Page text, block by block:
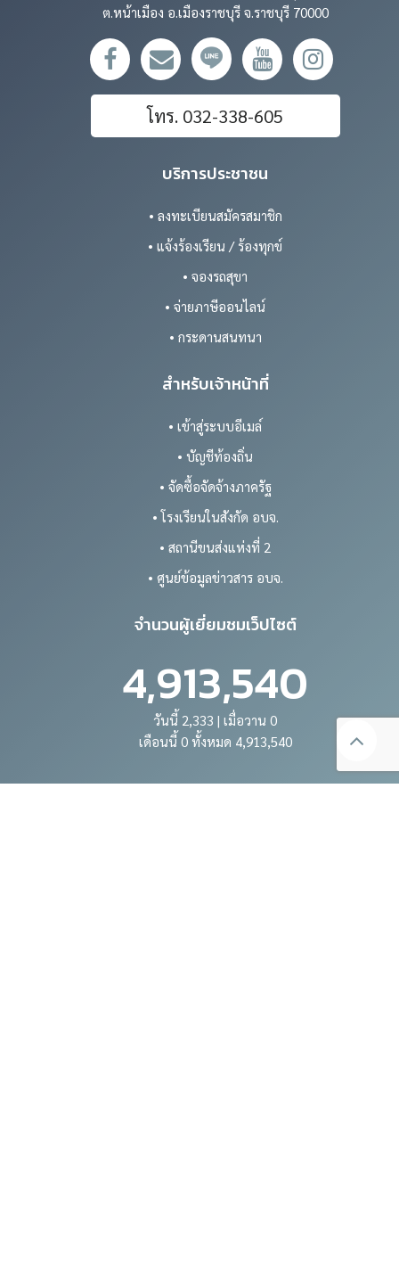
ต.หน้าเมือง อ.เมืองราชบุรี จ.ราชบุรี 70000
โทร. 032-338-605
บริการประชาชน
• ลงทะเบียนสมัครสมาชิก
• แจ้งร้องเรียน / ร้องทุกข์
• จองรถสุขา
• จ่ายภาษีออนไลน์
• กระดานสนทนา
สำหรับเจ้าหน้าที่
• เข้าสู่ระบบอีเมล์
• บัญชีท้องถิ่น
• จัดซื้อจัดจ้างภาครัฐ
• โรงเรียนในสังกัด อบจ.
• สถานีขนส่งแห่งที่ 2
• ศูนย์ข้อมูลข่าวสาร อบจ.
จำนวนผู้เยี่ยมชมเว็ปไซต์
4,913,540
วันนี้ 2,333 | เมื่อวาน 0
เดือนนี้ 0 ทั้งหมด 4,913,540